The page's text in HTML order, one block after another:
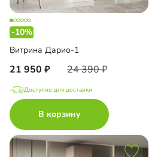
-10%
Витрина Дарио-1
21 950 24 390
Доступно для доставки
В корзину